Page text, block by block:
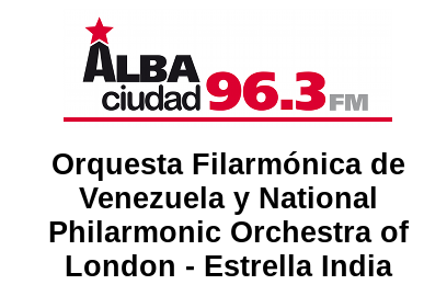
Orquesta Filarmónica de
Venezuela y National
Philarmonic Orchestra of
London - Estrella India